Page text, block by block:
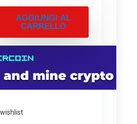
AGGIUNGI AL
CARRELLO